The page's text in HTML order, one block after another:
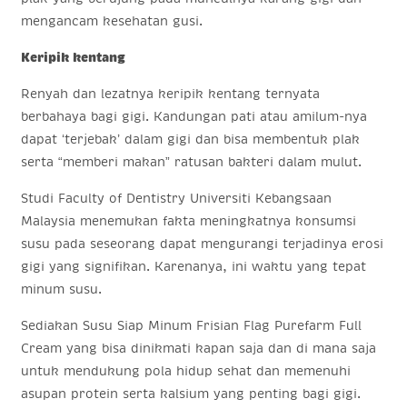
mengancam kesehatan gusi.
Keripik kentang
Renyah dan lezatnya keripik kentang ternyata
berbahaya bagi gigi. Kandungan pati atau amilum-nya
dapat ‘terjebak’ dalam gigi dan bisa membentuk plak
serta “memberi makan” ratusan bakteri dalam mulut.
Studi Faculty of Dentistry Universiti Kebangsaan
Malaysia menemukan fakta meningkatnya konsumsi
susu pada seseorang dapat mengurangi terjadinya erosi
gigi yang signifikan. Karenanya, ini waktu yang tepat
minum susu.
Sediakan Susu Siap Minum Frisian Flag Purefarm Full
Cream yang bisa dinikmati kapan saja dan di mana saja
untuk mendukung pola hidup sehat dan memenuhi
asupan protein serta kalsium yang penting bagi gigi.